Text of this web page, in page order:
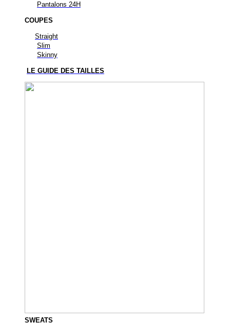
Pantalons 24H
COUPES
Straight
Slim
Skinny
LE GUIDE DES TAILLES
SWEATS